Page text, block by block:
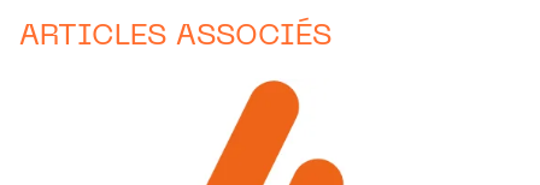
ARTICLES ASSOCIÉS